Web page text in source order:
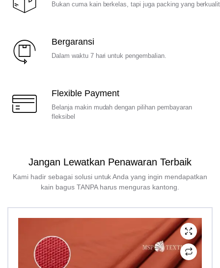
Bukan cuma kain berkelas, tapi juga packing yang
Bergaransi
Dalam waktu 7 hari untuk pengembalian.
Flexible Payment
Belanja makin mudah dengan pilihan pembayaran
fleksibel
Jangan Lewatkan Penawaran Terbaik
Kami hadir sebagai solusi untuk Anda yang ingin mendapatkan
kain bagus TANPA harus menguras kantong.